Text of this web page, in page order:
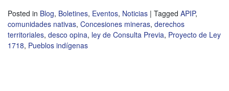
Posted in Blog, Boletines, Eventos, Noticias | Tagged APIP,
comunidades nativas, Concesiones mineras, derechos
territoriales, desco opina, ley de Consulta Previa, Proyecto de Ley
1718, Pueblos indígenas